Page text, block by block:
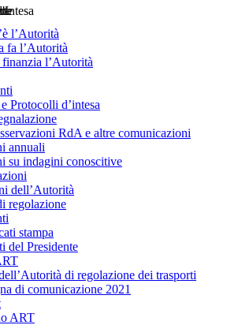
l’Autorità
fa l’Autorità
l’Autorità
Protocolli d’intesa
RdA e altre comunicazioni
annuali
su indagini conoscitive
dell’Autorità
regolazione
stampa
del Presidente
di regolazione dei trasporti
di comunicazione 2021
ART